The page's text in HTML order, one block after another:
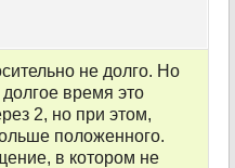
не долго. Но
время это
2, но при этом,
положенного.
в котором не